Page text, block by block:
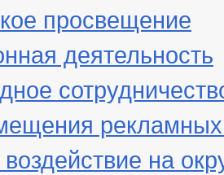
просвещение
деятельность
рекламных
воздействие на